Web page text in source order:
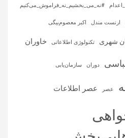
#نه_می_بخشیم_نه_فراموش_می‌کنیم
ارنست مندل اکبر معصوم‌بیگی
شهری تکنولوژی اطلاعاتی خاوران
دوران سازمان‌یابی
عصر عصر اطلاعات